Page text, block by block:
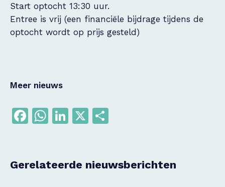
Start optocht 13:30 uur.
Entree is vrij (een financiële bijdrage tijdens de
optocht wordt op prijs gesteld)
Meer nieuws
Facebook
WhatsApp
LinkedIn
X
Gerelateerde nieuwsberichten